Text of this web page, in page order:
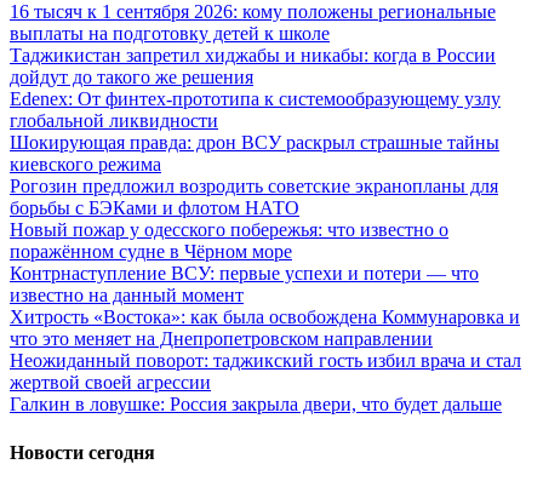
16 тысяч к 1 сентября 2026: кому положены региональные
выплаты на подготовку детей к школе
Таджикистан запретил хиджабы и никабы: когда в России
дойдут до такого же решения
Edenex: От финтех-прототипа к системообразующему узлу
глобальной ликвидности
Шокирующая правда: дрон ВСУ раскрыл страшные тайны
киевского режима
Рогозин предложил возродить советские экранопланы для
борьбы с БЭКами и флотом НАТО
Новый пожар у одесского побережья: что известно о
поражённом судне в Чёрном море
Контрнаступление ВСУ: первые успехи и потери — что
известно на данный момент
Хитрость «Востока»: как была освобождена Коммунаровка и
что это меняет на Днепропетровском направлении
Неожиданный поворот: таджикский гость избил врача и стал
жертвой своей агрессии
Галкин в ловушке: Россия закрыла двери, что будет дальше
Новости сегодня